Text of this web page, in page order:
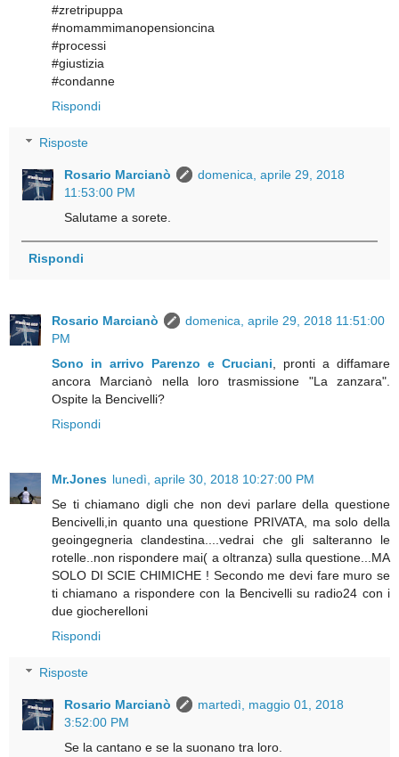
#zretripuppa
#nomammimanopensioncina
#processi
#giustizia
#condanne
Rispondi
Risposte
Rosario Marcianò
domenica, aprile 29, 2018
11:53:00 PM
Salutame a sorete.
Rispondi
Rosario Marcianò
domenica, aprile 29, 2018 11:51:00
PM
Sono in arrivo Parenzo e Cruciani , pronti a diffamare
ancora Marcianò nella loro trasmissione "La zanzara".
Ospite la Bencivelli?
Rispondi
Mr.Jones lunedì, aprile 30, 2018 10:27:00 PM
Se ti chiamano digli che non devi parlare della questione
Bencivelli,in quanto una questione PRIVATA, ma solo della
geoingegneria clandestina....vedrai che gli salteranno le
rotelle..non rispondere mai( a oltranza) sulla questione...MA
SOLO DI SCIE CHIMICHE ! Secondo me devi fare muro se
ti chiamano a rispondere con la Bencivelli su radio24 con i
due giocherelloni
Rispondi
Risposte
Rosario Marcianò
martedì, maggio 01, 2018
3:52:00 PM
Se la cantano e se la suonano tra loro.